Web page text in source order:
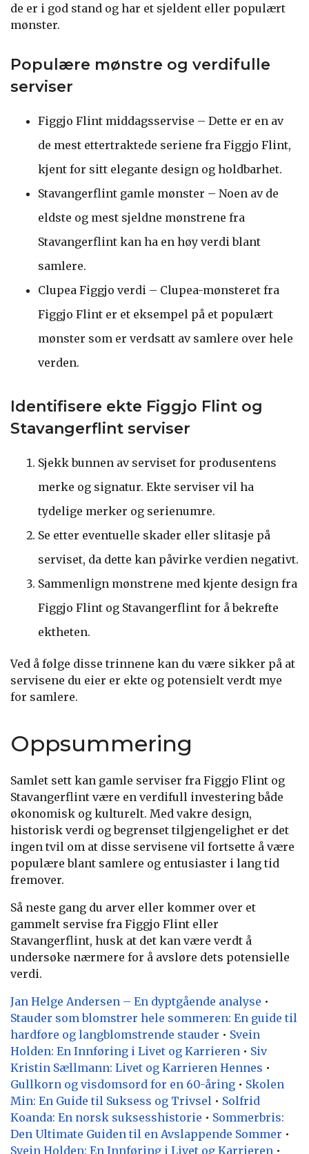
de er i god stand og har et sjeldent eller populært
mønster.
Populære mønstre og verdifulle
serviser
Figgjo Flint middagsservise – Dette er en av
de mest ettertraktede seriene fra Figgjo Flint,
kjent for sitt elegante design og holdbarhet.
Stavangerflint gamle mønster – Noen av de
eldste og mest sjeldne mønstrene fra
Stavangerflint kan ha en høy verdi blant
samlere.
Clupea Figgjo verdi – Clupea-mønsteret fra
Figgjo Flint er et eksempel på et populært
mønster som er verdsatt av samlere over hele
verden.
Identifisere ekte Figgjo Flint og
Stavangerflint serviser
Sjekk bunnen av serviset for produsentens
merke og signatur. Ekte serviser vil ha
tydelige merker og serienumre.
Se etter eventuelle skader eller slitasje på
serviset, da dette kan påvirke verdien negativt.
Sammenlign mønstrene med kjente design fra
Figgjo Flint og Stavangerflint for å bekrefte
ektheten.
Ved å følge disse trinnene kan du være sikker på at
servisene du eier er ekte og potensielt verdt mye
for samlere.
Oppsummering
Samlet sett kan gamle serviser fra Figgjo Flint og
Stavangerflint være en verdifull investering både
økonomisk og kulturelt. Med vakre design,
historisk verdi og begrenset tilgjengelighet er det
ingen tvil om at disse servisene vil fortsette å være
populære blant samlere og entusiaster i lang tid
fremover.
Så neste gang du arver eller kommer over et
gammelt servise fra Figgjo Flint eller
Stavangerflint, husk at det kan være verdt å
undersøke nærmere for å avsløre dets potensielle
verdi.
Jan Helge Andersen – En dyptgående analyse •
Stauder som blomstrer hele sommeren: En guide til
hardføre og langblomstrende stauder • Svein
Holden: En Innføring i Livet og Karrieren • Siv
Kristin Sællmann: Livet og Karrieren Hennes •
Gullkorn og visdomsord for en 60-åring • Skolen
Min: En Guide til Suksess og Trivsel • Solfrid
Koanda: En norsk suksesshistorie • Sommerbris:
Den Ultimate Guiden til en Avslappende Sommer •
Svein Holden: En Innføring i Livet og Karrieren •